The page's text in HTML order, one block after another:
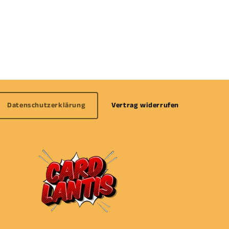
Datenschutzerklärung Vertrag widerrufen